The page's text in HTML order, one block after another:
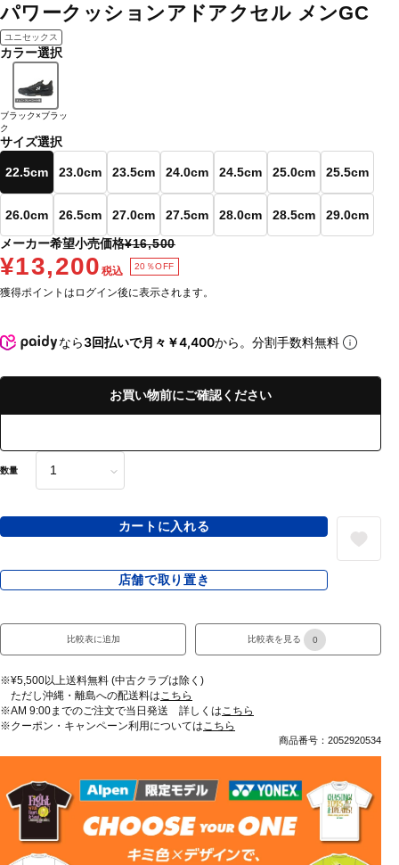
パワークッションアドアクセル メンGC
ユニセックス
カラー選択
ブラック×ブラッ
ク
サイズ選択
22.5cm 23.0cm 23.5cm 24.0cm 24.5cm 25.0cm 25.5cm
26.0cm 26.5cm 27.0cm 27.5cm 28.0cm 28.5cm
29.0cm
メーカー希望小売価格¥16,500
¥13,200 税込 20％OFF
獲得ポイントはログイン後に表示されます。
なら3回払いで月々￥4,400から。分割手数料無料
お買い物前にご確認ください
数量
カートに入れる
店舗で取り置き
比較表に追加 比較表を見る 0
※¥5,500以上送料無料 (中古クラブは除く)
ただし沖縄・離島への配送料はこちら
※AM 9:00までのご注文で当日発送 詳しくはこちら
※クーポン・キャンペーン利用についてはこちら
商品番号：2052920534